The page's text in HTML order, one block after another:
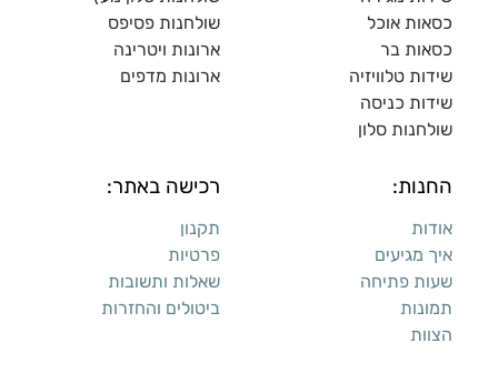
כסאות אוכל
כסאות בר
שידות טלוויזיה
שידות כניסה
שולחנות סלון
שולחנות פסיפס
ארונות ויטרינה
ארונות מדפים
החנות:
אודות
איך מגיעים
שעות פתיחה
תמונות
הצוות
רכישה באתר:
תקנון
פרטיות
שאלות ותשובות
ביטולים והחזרות